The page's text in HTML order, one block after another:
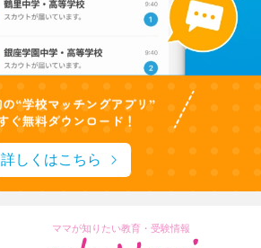
詳しくはこちら
ママが知りたい教育・受験情報